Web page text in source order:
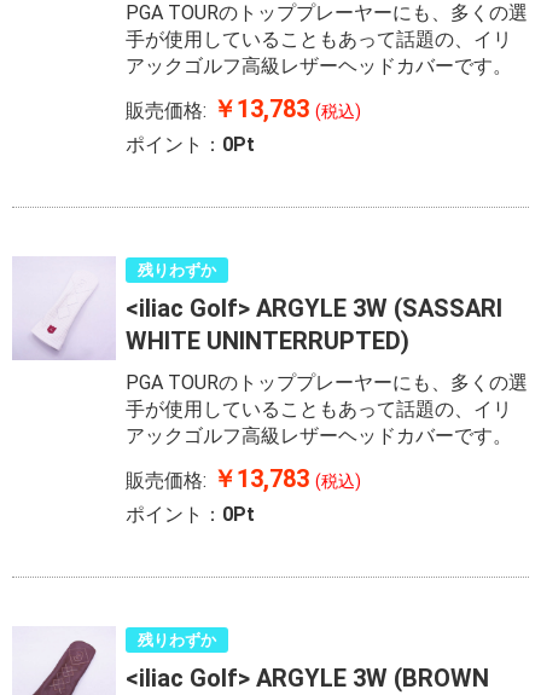
PGA TOURのトッププレーヤーにも、多くの選
手が使用していることもあって話題の、イリ
アックゴルフ高級レザーヘッドカバーです。
販売価格: ￥13,783(税込)
ポイント： 0Pt
残りわずか
<iliac Golf> ARGYLE 3W (SASSARI
WHITE UNINTERRUPTED)
PGA TOURのトッププレーヤーにも、多くの選
手が使用していることもあって話題の、イリ
アックゴルフ高級レザーヘッドカバーです。
販売価格: ￥13,783(税込)
ポイント： 0Pt
残りわずか
<iliac Golf> ARGYLE 3W (BROWN